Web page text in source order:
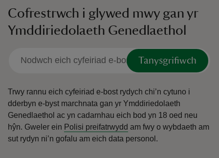
Cofrestrwch i glywed mwy gan yr
Ymddiriedolaeth Genedlaethol
Tanysgrifiwch
Trwy rannu eich cyfeiriad e-bost rydych chi’n cytuno i
dderbyn e-byst marchnata gan yr Ymddiriedolaeth
Genedlaethol ac yn cadarnhau eich bod yn 18 oed neu
hŷn. Gweler ein Polisi preifatrwydd am fwy o wybdaeth am
sut rydyn ni’n gofalu am eich data personol.